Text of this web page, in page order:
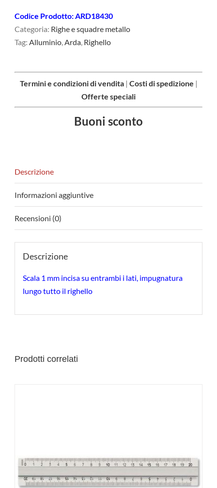
Alluminio
quantità
Codice Prodotto:ARD18430
Categoria: Righe e squadre metallo
Tag: Alluminio,Arda, Righello
Termini e condizioni di vendita| Costi di spedizione |
Offerte speciali
Buoni sconto
Descrizione
Informazioni aggiuntive
Recensioni (0)
Descrizione
Scala 1 mm incisa su entrambi i lati, impugnatura
lungo tutto il righello
Prodotti correlati